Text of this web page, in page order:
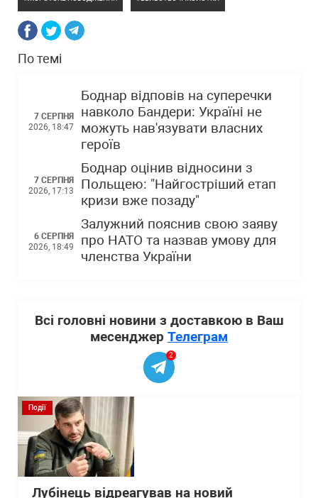
По темі
7 СЕРПНЯ
2026, 18:47
Боднар відповів на суперечки
навколо Бандери: Україні не
можуть нав'язувати власних
героїв
7 СЕРПНЯ
2026, 17:13
Боднар оцінив відносини з
Польщею: "Найгостріший етап
кризи вже позаду"
6 СЕРПНЯ
2026, 18:49
Залужний пояснив свою заяву
про НАТО та назвав умову для
членства України
Всі головні новини з доставкою в Ваш
месенджер Телеграм
2
Події
Лубінець відреагував на новий